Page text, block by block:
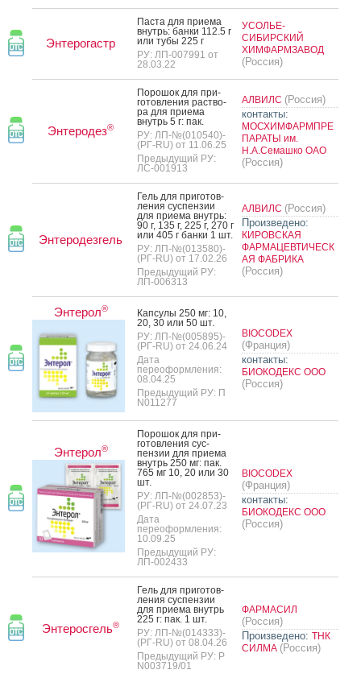
Энтерогастр
Пас­та для при­ема
внутрь: бан­ки 112.5 г
или ту­бы 225 г
РУ: ЛП-007991 от
28.03.22
УСОЛЬЕ-
СИБИРСКИЙ
ХИМФАРМЗАВОД
(Россия)
Энтеродез®
По­рошок для при­
готов­ле­ния рас­тво­
ра для при­ема
внутрь 5 г: пак.
РУ: ЛП-№(010540)-
(РГ-RU) от 11.06.25
Предыдущий РУ:
ЛС-001913
АЛВИЛС (Россия)
контакты:
МОСХИМФАРМПРЕ
ПАРАТЫ им.
Н.А.Семашко ОАО
(Россия)
Энтеродезгель
Гель для при­готов­
ле­ния сус­пензии
для при­ема внутрь:
90 г, 135 г, 225 г, 270 г
или 405 г бан­ки 1 шт.
РУ: ЛП-№(013580)-
(РГ-RU) от 17.02.26
Предыдущий РУ:
ЛП-006313
АЛВИЛС (Россия)
Произведено:
КИРОВСКАЯ
ФАРМАЦЕВТИЧЕСК
АЯ ФАБРИКА
(Россия)
Энтерол®
Кап­су­лы 250 мг: 10,
20, 30 или 50 шт.
РУ: ЛП-№(005895)-
(РГ-RU) от 24.06.24
Дата
переоформления:
08.04.25
Предыдущий РУ: П
N011277
BIOCODEX
(Франция)
контакты:
БИОКОДЕКС ООО
(Россия)
Энтерол®
По­рошок для при­
готов­ле­ния сус­
пензии для при­ема
внутрь 250 мг: пак.
765 мг 10, 20 или 30
шт.
РУ: ЛП-№(002853)-
(РГ-RU) от 24.07.23
Дата
переоформления:
10.09.25
Предыдущий РУ:
ЛП-002433
BIOCODEX
(Франция)
контакты:
БИОКОДЕКС ООО
(Россия)
Энтеросгель®
Гель для при­готов­
ле­ния сус­пензии
для при­ема внутрь
225 г: пак. 1 шт.
РУ: ЛП-№(014333)-
(РГ-RU) от 08.04.26
Предыдущий РУ: Р
N003719/01
ФАРМАСИЛ
(Россия)
Произведено: ТНК
СИЛМА (Россия)